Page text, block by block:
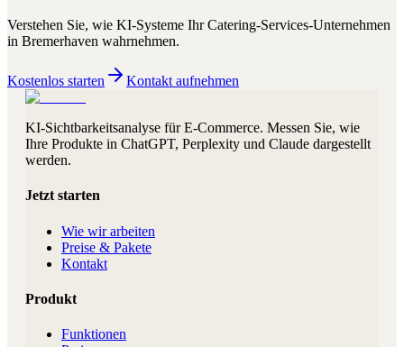
Verstehen Sie, wie KI-Systeme IhrCatering-Services-Unternehmen
in Bremerhaven wahrnehmen.
Kostenlos starten Kontakt aufnehmen
KI-Sichtbarkeitsanalyse für E-Commerce. Messen Sie, wie
Ihre Produkte in ChatGPT, Perplexity und Claude dargestellt
werden.
Jetzt starten
Wie wir arbeiten
Preise & Pakete
Kontakt
Produkt
Funktionen